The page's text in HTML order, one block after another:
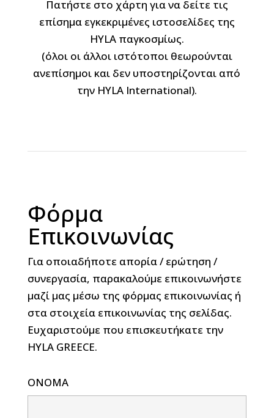
Πατήστε στο χάρτη για να δείτε τις
επίσημα εγκεκριμένες ιστοσελίδες της
HYLA παγκοσμίως.
(όλοι οι άλλοι ιστότοποι θεωρούνται
ανεπίσημοι και δεν υποστηρίζονται από
την HYLA International).
Φόρμα
Επικοινωνίας
Για οποιαδήποτε απορία / ερώτηση /
συνεργασία, παρακαλούμε επικοινωνήστε
μαζί μας μέσω της φόρμας επικοινωνίας ή
στα στοιχεία επικοινωνίας της σελίδας.
Ευχαριστούμε που επισκευτήκατε την
HYLA GREECE.
ΟΝΟΜΑ